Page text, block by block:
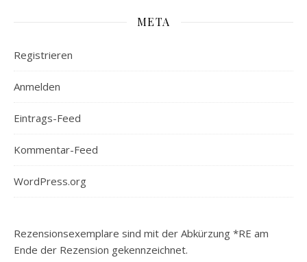
META
Registrieren
Anmelden
Eintrags-Feed
Kommentar-Feed
WordPress.org
Rezensionsexemplare sind mit der Abkürzung *RE am
Ende der Rezension gekennzeichnet.